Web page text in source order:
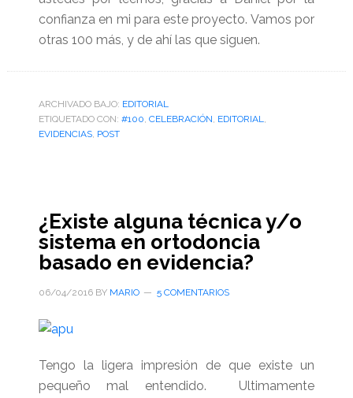
confianza en mi para este proyecto. Vamos por
otras 100 más, y de ahí las que siguen.
ARCHIVADO BAJO: EDITORIAL
ETIQUETADO CON: #100, CELEBRACIÓN, EDITORIAL,
EVIDENCIAS, POST
¿Existe alguna técnica y/o
sistema en ortodoncia
basado en evidencia?
06/04/2016BY MARIO 5 COMENTARIOS
Tengo la ligera impresión de que existe un
pequeño mal entendido. Ultimamente